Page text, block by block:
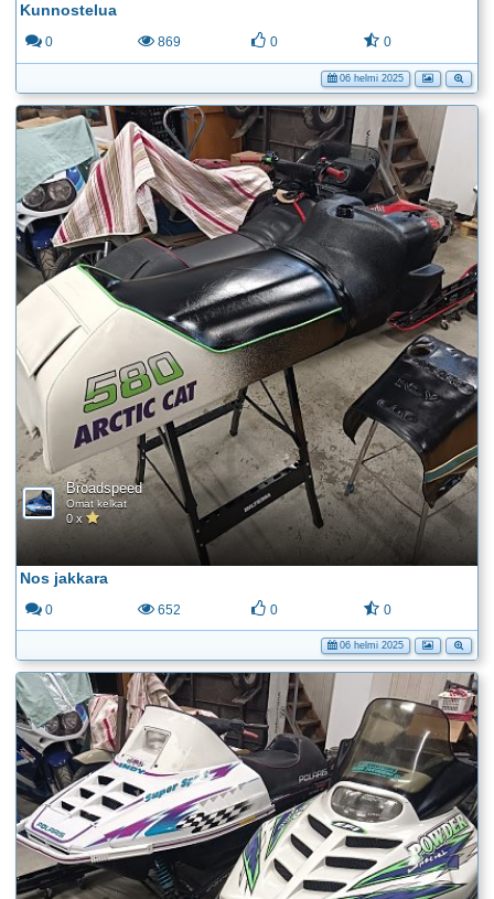
Kunnostelua
0 869 0 0
06 helmi 2025
Broadspeed
Omat kelkat
0 x
Nos jakkara
0 652 0 0
06 helmi 2025